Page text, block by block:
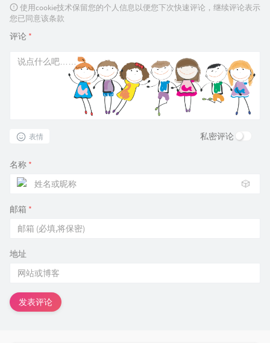
使用cookie技术保留您的个人信息以便您下次快速评论，继续评论表示
您已同意该条款
评论 *
表情 私密评论
名称 *
🎲
邮箱 *
地址
发表评论